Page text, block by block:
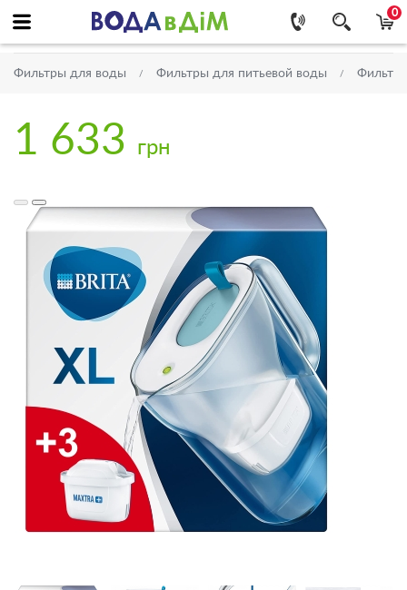
0
Фильтры для воды Фильтры для питьевой воды
1 633 грн